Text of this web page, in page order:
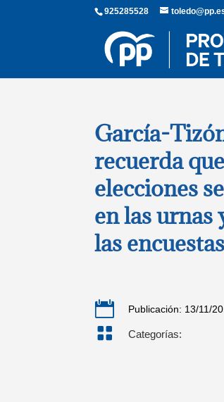
925285528
García-
recuerda
elecciones
en las urnas
las encuestas
 Publicación: 13/11/
 Categorías: